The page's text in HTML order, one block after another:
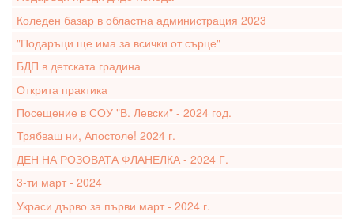
Коледен базар в областна администрация 2023
"Подаръци ще има за всички от сърце"
БДП в детската градина
Открита практика
Посещение в СОУ "В. Левски" - 2024 год.
Трябваш ни, Апостоле! 2024 г.
ДЕН НА РОЗОВАТА ФЛАНЕЛКА - 2024 Г.
3-ти март - 2024
Украси дърво за първи март - 2024 г.